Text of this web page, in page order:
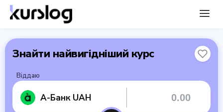
Знайти найвигідніший курс
Віддаю
А-Банк UAH